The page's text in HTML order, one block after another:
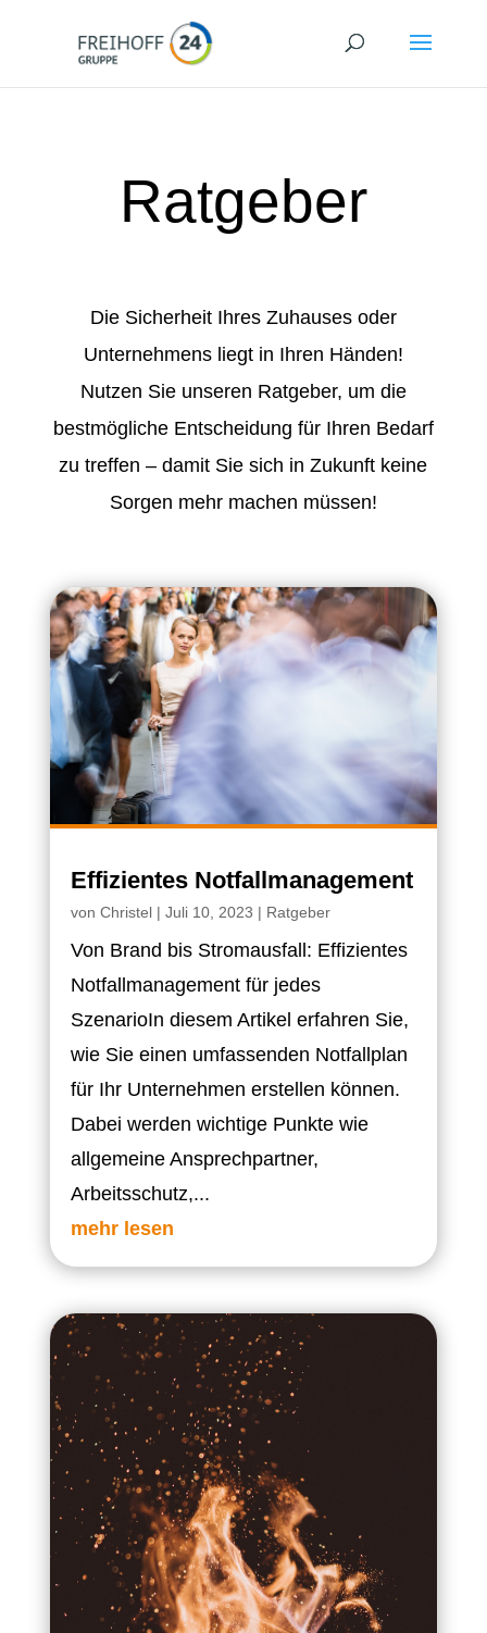
Ratgeber
Die Sicherheit Ihres Zuhauses oder
Unternehmens liegt in Ihren Händen!
Nutzen Sie unseren Ratgeber, um die
bestmögliche Entscheidung für Ihren Bedarf
zu treffen – damit Sie sich in Zukunft keine
Sorgen mehr machen müssen!
Effizientes Notfallmanagement
von Christel| Juli 10, 2023 | Ratgeber
Von Brand bis Stromausfall: Effizientes
Notfallmanagement für jedes
SzenarioIn diesem Artikel erfahren Sie,
wie Sie einen umfassenden Notfallplan
für Ihr Unternehmen erstellen können.
Dabei werden wichtige Punkte wie
allgemeine Ansprechpartner,
Arbeitsschutz,...
mehr lesen